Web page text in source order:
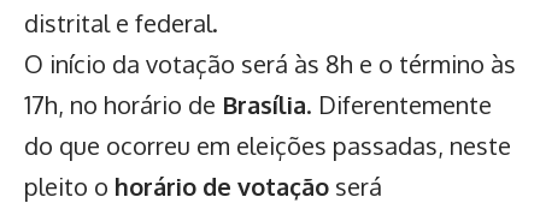
distrital e federal.
O início da votação será às 8h e o término às
17h, no horário de Brasília. Diferentemente
do que ocorreu em eleições passadas, neste
pleito o horário de votação será